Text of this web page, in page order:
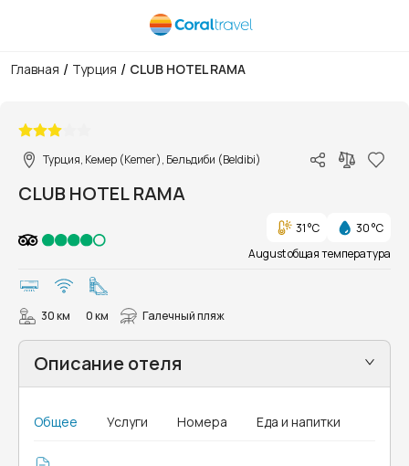
Главная / Турция / CLUB HOTEL RAMA
Турция, Кемер (Kemer), Бельдиби (Beldibi)
CLUB HOTEL RAMA
31 °C
30 °C
August общая температура
30 км 0 км Галечный пляж
Описание отеля
Общее Услуги Номера Еда и напитки